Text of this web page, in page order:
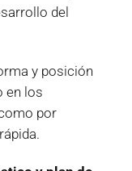
del
y posición
en los
por